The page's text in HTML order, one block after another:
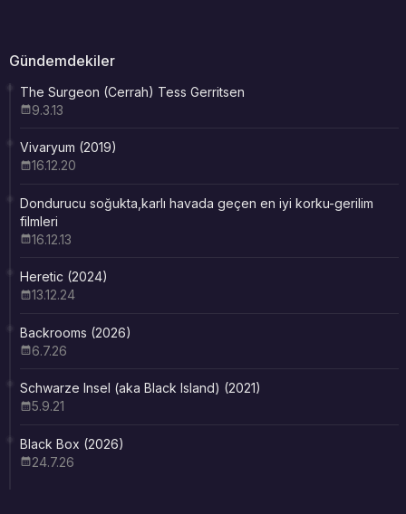
Gündemdekiler
The Surgeon (Cerrah) Tess Gerritsen
9.3.13
Vivaryum (2019)
16.12.20
Dondurucu soğukta,karlı havada geçen en iyi korku-gerilim
filmleri
16.12.13
Heretic (2024)
13.12.24
Backrooms (2026)
6.7.26
Schwarze Insel (aka Black Island) (2021)
5.9.21
Black Box (2026)
24.7.26